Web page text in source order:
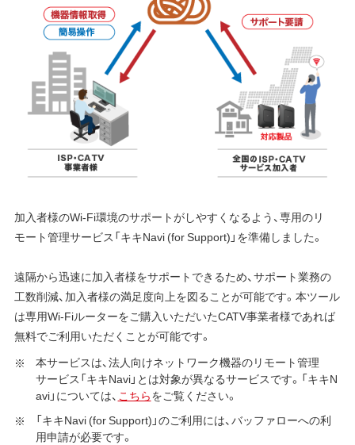
加入者様のWi-Fi環境のサポートがしやすくなるよう、専用のリ
モート管理サービス「キキNavi (for Support)」を準備しました。
遠隔から迅速に加入者様をサポートできるため、サポート業務の
工数削減、加入者様の満足度向上を図ることが可能です。本ツール
は専用Wi-Fiルーターをご購入いただいたCATV事業者様であれば
無料でご利用いただくことが可能です。
本サービスは、法人向けネットワーク機器のリモート管理
サービス「キキNavi」とは対象が異なるサービスです。「キキN
avi」については、 こちらをご覧ください。
「キキNavi (for Support)」のご利用には、バッファローへの利
用申請が必要です。